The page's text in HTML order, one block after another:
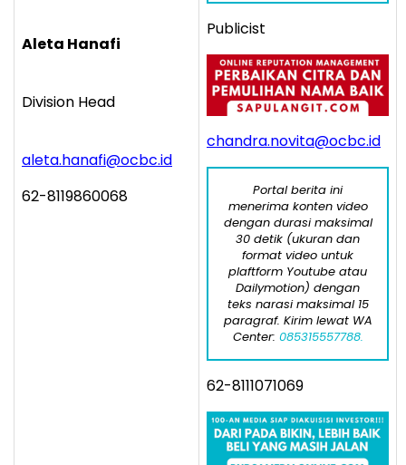
Aleta Hanafi
Division Head
aleta.hanafi@ocbc.id
62-8119860068
Publicist
chandra.novita@ocbc.id
Portal berita ini
menerima konten video
dengan durasi maksimal
30 detik (ukuran dan
format video untuk
plaftform Youtube atau
Dailymotion) dengan
teks narasi maksimal 15
paragraf. Kirim lewat WA
Center: 085315557788.
62-8111071069